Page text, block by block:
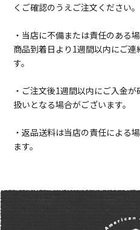
くご確認のうえご注文ください。
・当店に不備または責任のある
商品到着日より1週間以内にご
す。
・ご注文後1週間以内にご入金
扱いとなる場合がございます。
・返品送料は当店の責任による
ます。